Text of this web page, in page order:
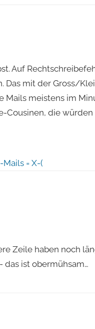
Auf
mit der Gross/
Mails meistens im
Cousinen, die
= X-(
Zeile haben noch
ist obermühsam…